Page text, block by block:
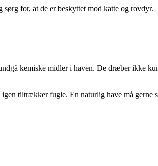
for, at de er beskyttet mod katte og rovdyr.
kemiske midler i haven. De dræber ikke
tiltrækker fugle. En naturlig have må gerne